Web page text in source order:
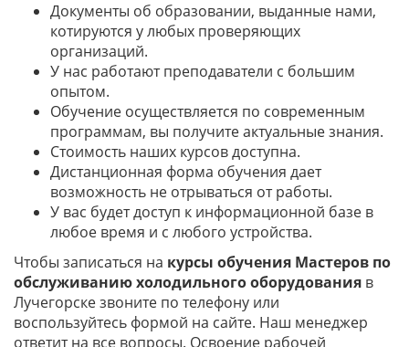
Документы об образовании, выданные нами,
котируются у любых проверяющих
организаций.
У нас работают преподаватели с большим
опытом.
Обучение осуществляется по современным
программам, вы получите актуальные знания.
Стоимость наших курсов доступна.
Дистанционная форма обучения дает
возможность не отрываться от работы.
У вас будет доступ к информационной базе в
любое время и с любого устройства.
Чтобы записаться на курсы обучения Мастеров по
обслуживанию холодильного оборудования в
Лучегорске звоните по телефону или
воспользуйтесь формой на сайте. Наш менеджер
ответит на все вопросы. Освоение рабочей